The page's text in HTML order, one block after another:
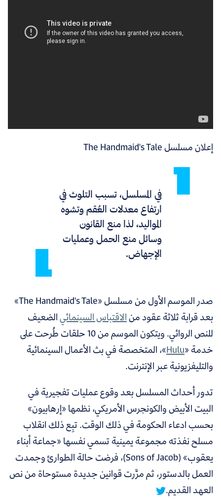
إعلان مسلسل The Handmaid's Tale
في المسلسل، تسبب التلوث في
ارتفاع معدلات العُقم وتشوه
المواليد، لذا منع القانون
وسائل منع الحمل وعمليات
الإجهاض.
صدر الموسم الأول من مسلسل «The Handmaid's Tale»
بعد قرابة ثلاثة عقود منالاقتباس السينمائيالضعيف
للنص الروائي. ويتكون الموسم من 10 حلقات طُرحت على
خدمة «Hulu»، المتخصصة في بث الأعمال السينمائية
والتليفزيونية عبر الإنترنت.
تدور أحداث المسلسل بعد وقوع عمليات تفجيرية في
البيت الأبيض والكونجرس الأمريكي، نظمها «إرهابيون»
بحسب ادعاء الحكومة في ذلك الوقت. تبِع ذلك انقلاب
مسلحنفذته مجموعة يمينية تسمي نفسها «جماعة أبناء
يعقوب» (Sons of Jacob)، فرضت حالة الطوارئ وجمدت
العمل بالدستور، ثم مرَّرت قوانين جديدة مستوحاة من نص
العهد القديم.